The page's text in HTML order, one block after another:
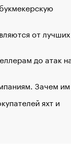
от лучших
до атак
Зачем
яхт и